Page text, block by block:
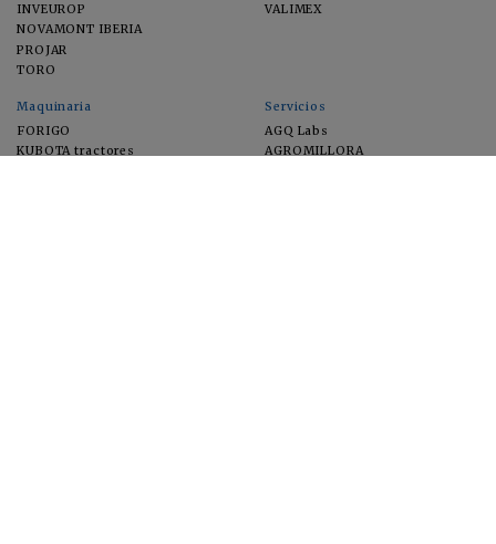
INVEUROP
NOVAMONT IBERIA
PROJAR
TORO
VALIMEX
Maquinaria
FORIGO
KUBOTA tractores
Servicios
AGQ Labs
AGROMILLORA